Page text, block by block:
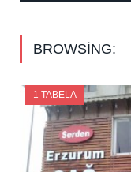
BROWSING:
1 TABELA